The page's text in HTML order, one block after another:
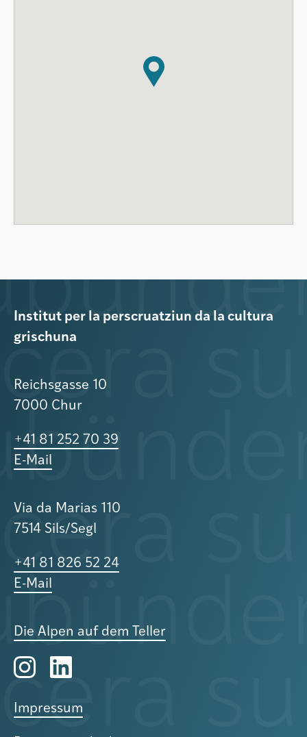
Institut per la perscruatziun da la cultura
grischuna
Reichsgasse 10
7000 Chur
+41 81 252 70 39
E-Mail
Via da Marias 110
7514 Sils/Segl
+41 81 826 52 24
E-Mail
Die Alpen auf dem Teller
Impressum